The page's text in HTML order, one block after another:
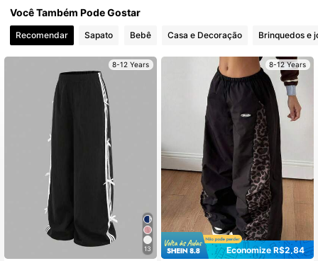
4,79 11K Seguidores
11K Seguidores
11K Seguidores
11K Seguidores
11K Seguidores
11K Seguidores
Você Também Pode Gostar
Recomendar Sapato Bebê Casa e Decoração Brinquedos e
8-12 Years
13
8-12 Years
Economize R$2,84